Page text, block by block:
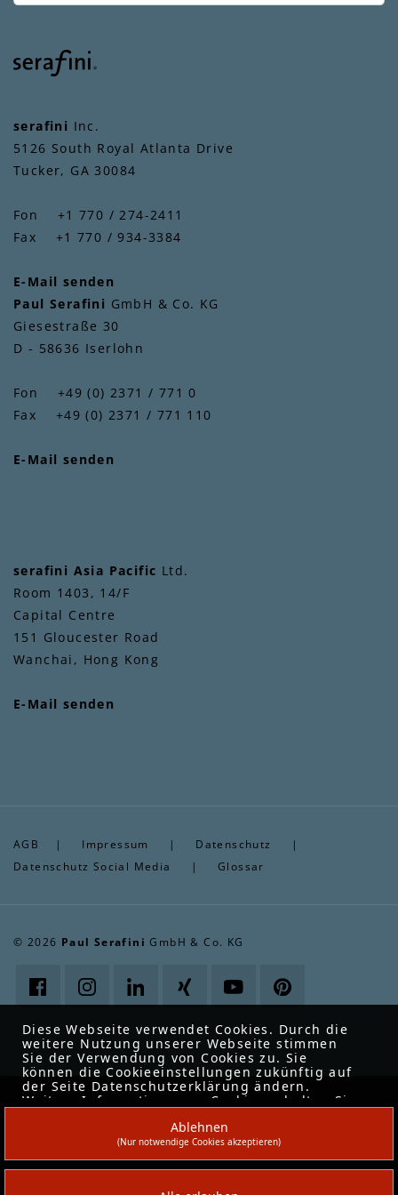
serafini Inc.
5126 South Royal Atlanta Drive
Tucker, GA 30084
Fon +1 770 / 274-2411
Fax +1 770 / 934-3384
E-Mail senden
Paul Serafini GmbH & Co. KG
Giesestraße 30
D - 58636 Iserlohn
Fon +49 (0) 2371 / 771 0
Fax +49 (0) 2371 / 771 110
E-Mail senden
serafini Asia Pacific Ltd.
Room 1403, 14/F
Capital Centre
151 Gloucester Road
Wanchai, Hong Kong
E-Mail senden
AGB | Impressum | Datenschutz
|
Datenschutz Social Media
|Glossar
© 2026 Paul Serafini GmbH & Co. KG
Diese Webseite verwendet Cookies. Durch die
weitere Nutzung unserer Webseite stimmen
Sie der Verwendung von Cookies zu. Sie
können die Cookieeinstellungen zukünftig auf
der Seite Datenschutzerklärung ändern.
Weitere Informationen zu Cookies erhalten Sie
Datenschutzerklärung
Ablehnen
(Nur notwendige Cookies akzeptieren)